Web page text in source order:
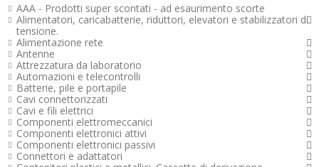
AAA - Prodotti super scontati - ad esaurimento scorte
Alimentatori, caricabatterie, riduttori, elevatori e stabilizzatori di
tensione.
Alimentazione rete
Antenne
Attrezzatura da laboratorio
Automazioni e telecontrolli
Batterie, pile e portapile
Cavi connettorizzati
Cavi e fili elettrici
Componenti elettromeccanici
Componenti elettronici attivi
Componenti elettronici passivi
Connettori e adattatori